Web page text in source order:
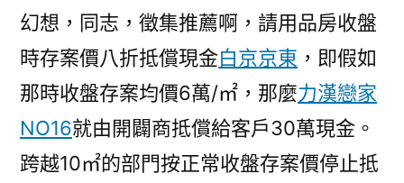
幻想，同志，徵集推薦啊，請用品房收盤
時存案價八折抵償現金白京京東 ，即假如
那時收盤存案均價6萬/㎡，那麼力漢戀家
NO16就由開闢商抵償給客戶30萬現金。
跨越10㎡的部門按正常收盤存案價停止抵